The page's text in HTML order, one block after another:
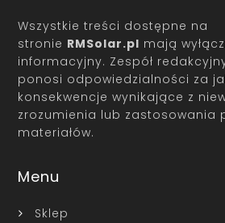
Wszystkie treści dostępne na
stronie RMSolar.pl mają
informacyjny. Zespół
ponosi odpowiedzialności za
konsekwencje wynikające z
zrozumienia lub zastosowania
materiałów.
Menu
Sklep